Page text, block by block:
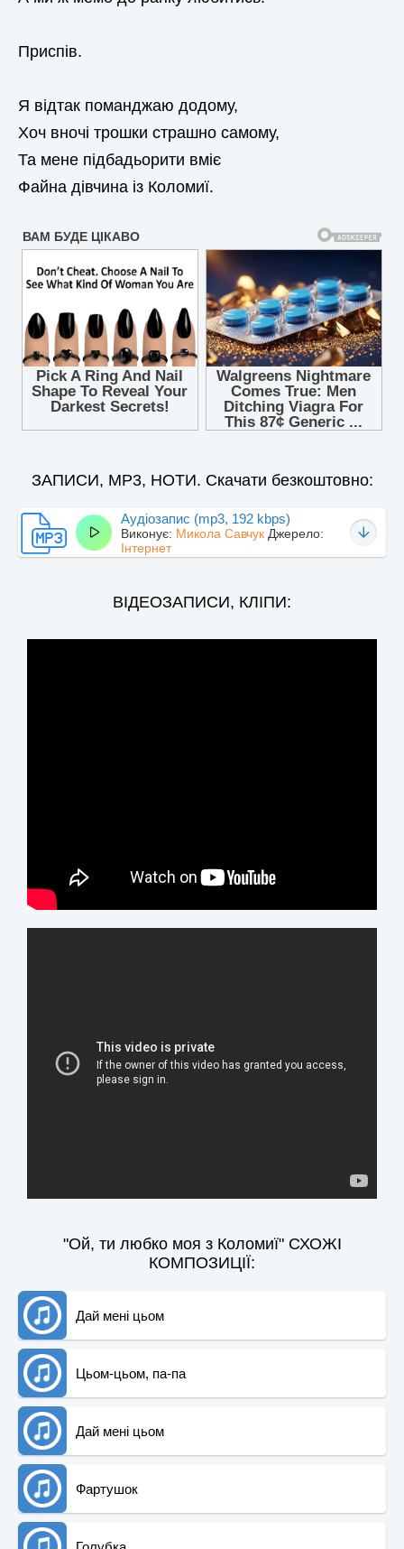
Приспів.
Я відтак поманджаю додому,
Хоч вночі трошки страшно самому,
Та мене підбадьорити вміє
Файна дівчина із Коломиї.
ЗАПИСИ, MP3, НОТИ. Скачати безкоштовно:
Аудіозапис (mp3, 192 kbps)
Виконує: Микола Савчук Джерело:
Інтернет
ВІДЕОЗАПИСИ, КЛІПИ:
"Ой, ти любко моя з Коломиї" СХОЖІ
КОМПОЗИЦІЇ:
Дай мені цьом
Цьом-цьом, па-па
Дай мені цьом
Фартушок